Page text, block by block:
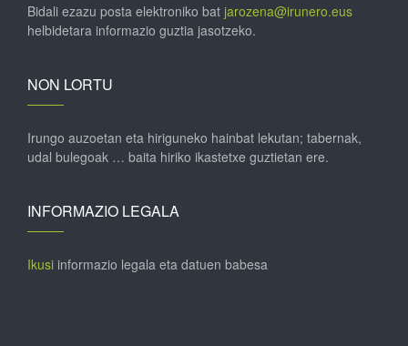
Bidali ezazu posta elektroniko bat jarozena@irunero.eus
helbidetara informazio guztia jasotzeko.
NON LORTU
Irungo auzoetan eta hiriguneko hainbat lekutan; tabernak,
udal bulegoak … baita hiriko ikastetxe guztietan ere.
INFORMAZIO LEGALA
Ikusi informazio legala eta datuen babesa